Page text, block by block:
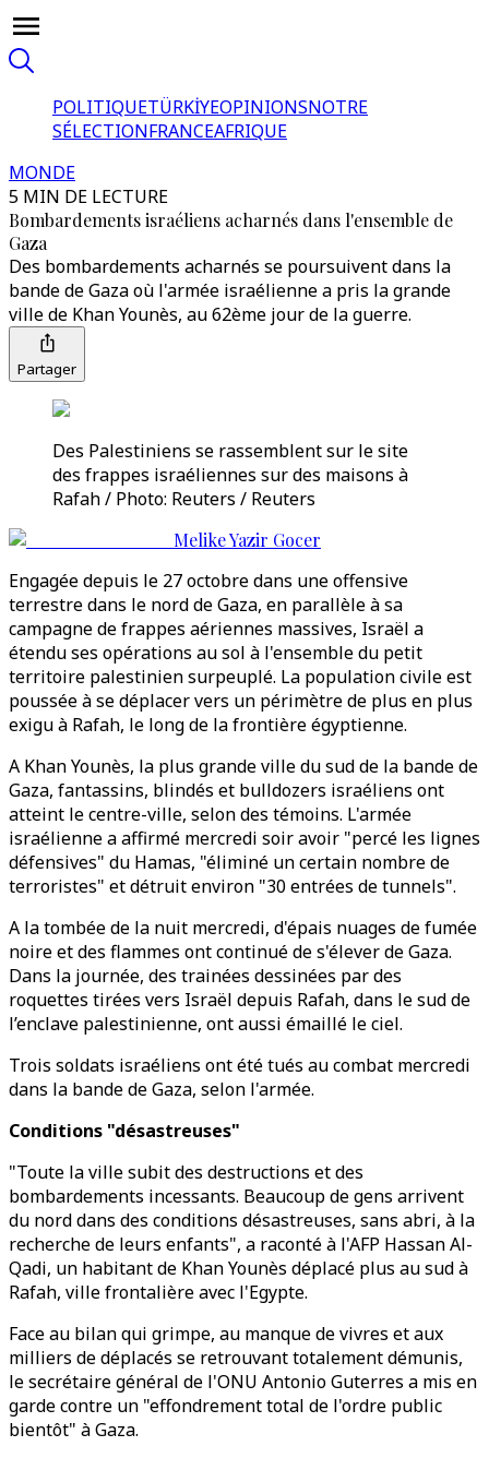
POLITIQUETÜRKİYEOPINIONSNOTRE
SÉLECTIONFRANCEAFRIQUE
MONDE
5 MIN DE LECTURE
Bombardements israéliens acharnés dans l'ensemble de
Gaza
Des bombardements acharnés se poursuivent dans la
bande de Gaza où l'armée israélienne a pris la grande
ville de Khan Younès, au 62ème jour de la guerre.
Partager
Des Palestiniens se rassemblent sur le site
des frappes israéliennes sur des maisons à
Rafah / Photo: Reuters / Reuters
Melike Yazir Gocer
Engagée depuis le 27 octobre dans une offensive
terrestre dans le nord de Gaza, en parallèle à sa
campagne de frappes aériennes massives, Israël a
étendu ses opérations au sol à l'ensemble du petit
territoire palestinien surpeuplé. La population civile est
poussée à se déplacer vers un périmètre de plus en plus
exigu à Rafah, le long de la frontière égyptienne.
A Khan Younès, la plus grande ville du sud de la bande de
Gaza, fantassins, blindés et bulldozers israéliens ont
atteint le centre-ville, selon des témoins. L'armée
israélienne a affirmé mercredi soir avoir "percé les lignes
défensives" du Hamas, "éliminé un certain nombre de
terroristes" et détruit environ "30 entrées de tunnels".
A la tombée de la nuit mercredi, d'épais nuages de fumée
noire et des flammes ont continué de s'élever de Gaza.
Dans la journée, des trainées dessinées par des
roquettes tirées vers Israël depuis Rafah, dans le sud de
l’enclave palestinienne, ont aussi émaillé le ciel.
Trois soldats israéliens ont été tués au combat mercredi
dans la bande de Gaza, selon l'armée.
Conditions "désastreuses"
"Toute la ville subit des destructions et des
bombardements incessants. Beaucoup de gens arrivent
du nord dans des conditions désastreuses, sans abri, à la
recherche de leurs enfants", a raconté à l'AFP Hassan Al-
Qadi, un habitant de Khan Younès déplacé plus au sud à
Rafah, ville frontalière avec l'Egypte.
Face au bilan qui grimpe, au manque de vivres et aux
milliers de déplacés se retrouvant totalement démunis,
le secrétaire général de l'ONU Antonio Guterres a mis en
garde contre un "effondrement total de l'ordre public
bientôt" à Gaza.